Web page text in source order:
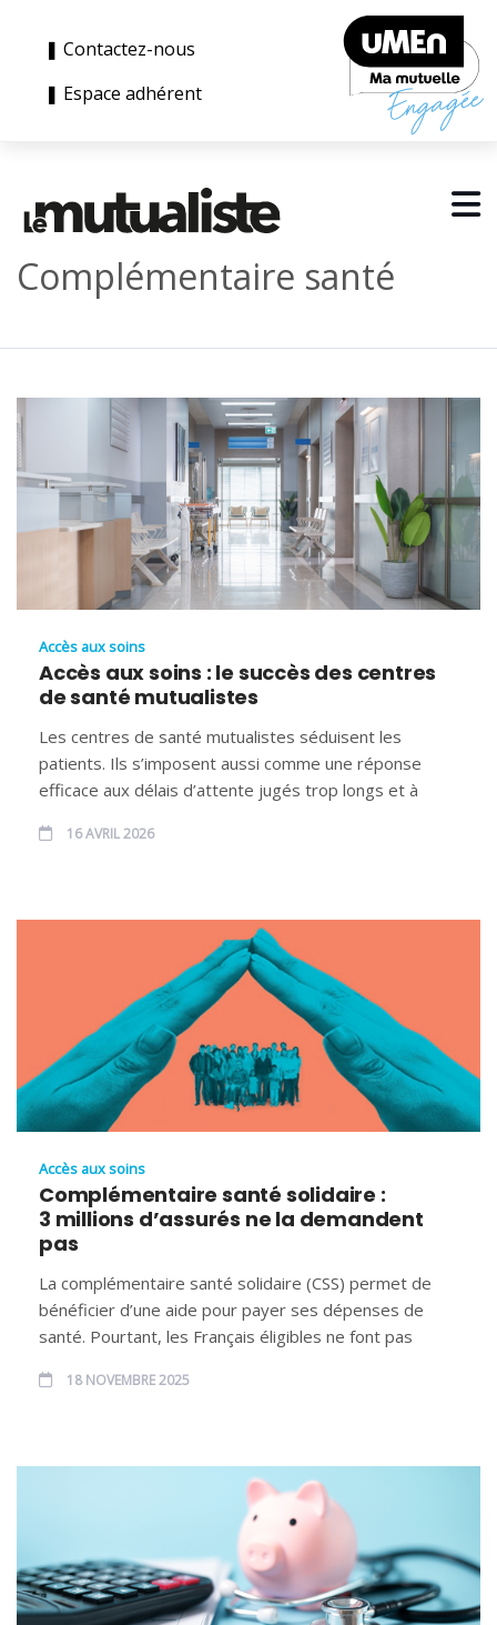
❚ Contactez-nous
❚ Espace adhérent
Complémentaire santé
Accès aux soins
Accès aux soins : le succès des centres
de santé mutualistes
Les centres de santé mutualistes séduisent les
patients. Ils s’imposent aussi comme une réponse
efficace aux délais d’attente jugés trop longs et à
16 AVRIL 2026
Accès aux soins
Complémentaire santé solidaire :
3 millions d’assurés ne la demandent
pas
La complémentaire santé solidaire (CSS) permet de
bénéficier d’une aide pour payer ses dépenses de
santé. Pourtant, les Français éligibles ne font pas
18 NOVEMBRE 2025